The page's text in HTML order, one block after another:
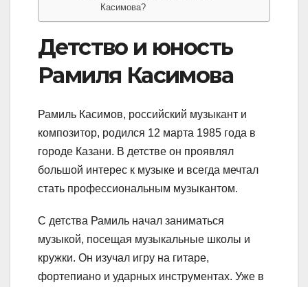
Касимова?
Детство и юность
Рамиля Касимова
Рамиль Касимов, российский музыкант и
композитор, родился 12 марта 1985 года в
городе Казани. В детстве он проявлял
большой интерес к музыке и всегда мечтал
стать профессиональным музыкантом.
С детства Рамиль начал заниматься
музыкой, посещая музыкальные школы и
кружки. Он изучал игру на гитаре,
фортепиано и ударных инструментах. Уже в